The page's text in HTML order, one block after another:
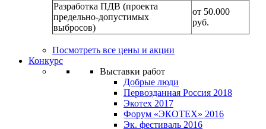
Разработка ПДВ (проекта
предельно-допустимых
выбросов)
от 50.000
руб.
Посмотреть все цены и акции
Конкурс
Выставки работ
Добрые люди
Первозданная Россия 2018
Экотех 2017
Форум «ЭКОТЕХ» 2016
Эк. фестиваль 2016